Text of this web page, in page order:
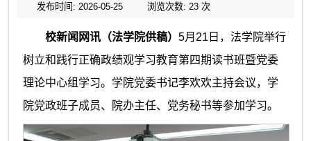
发布时间: 2026-05-25 浏览次数: 23次
校新闻网讯（法学院供稿） 5月21日，法学院举行
树立和践行正确政绩观学习教育第四期读书班暨党委
理论中心组学习。学院党委书记李欢欢主持会议，学
院党政班子成员、院办主任、党务秘书等参加学习。